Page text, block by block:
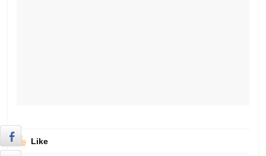
Like